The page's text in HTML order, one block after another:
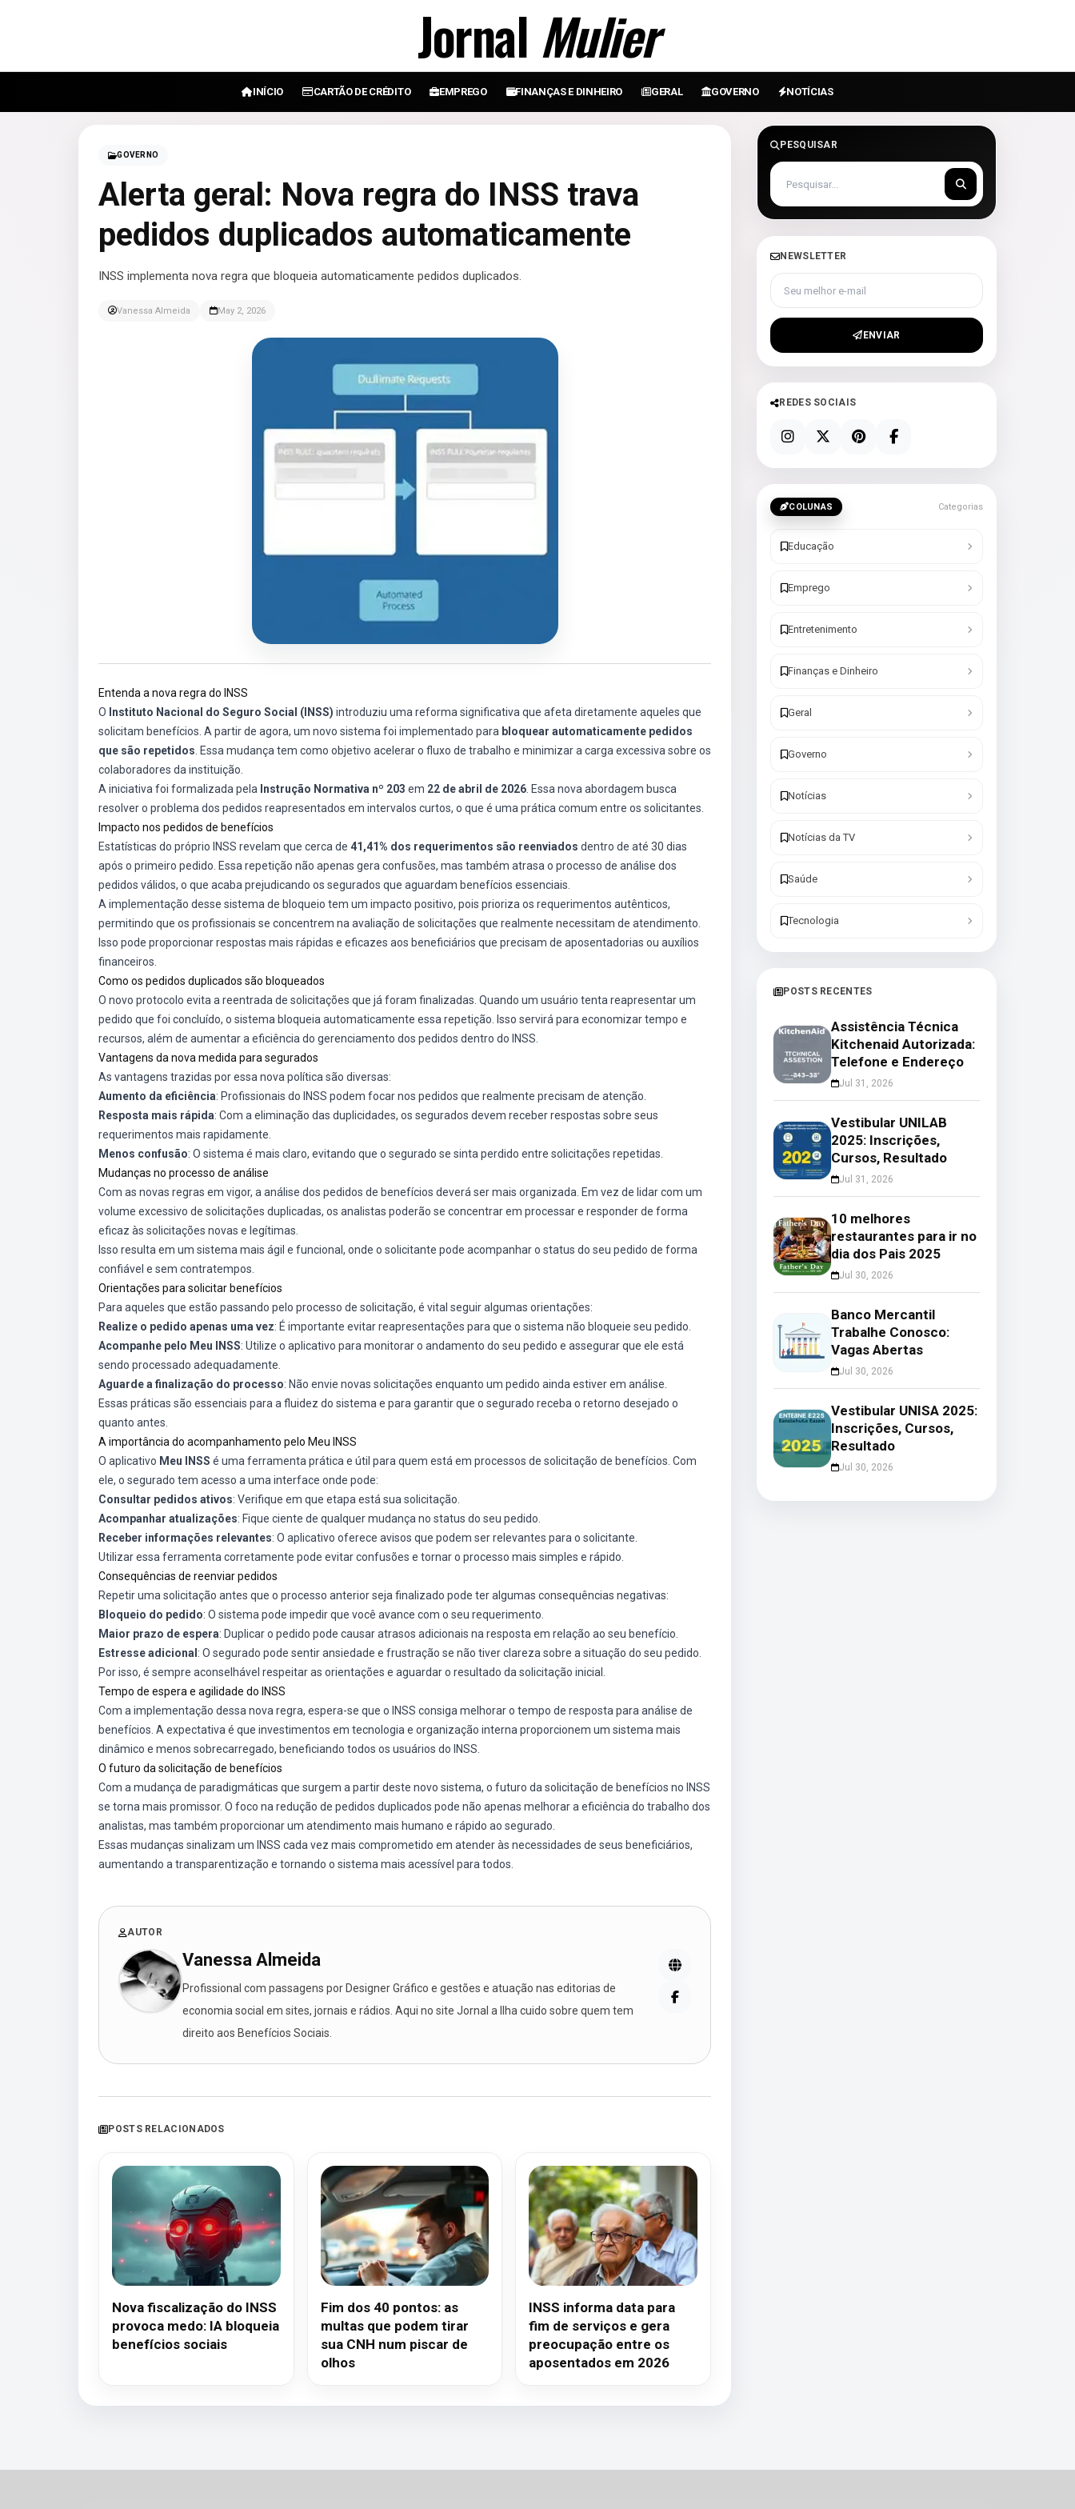
Jornal Mulier
INÍCIO CARTÃO DE CRÉDITO EMPREGO FINANÇAS E DINHEIRO GERAL GOVERNO NOTÍCIAS
GOVERNO
Alerta geral: Nova regra do INSS trava
pedidos duplicados automaticamente
INSS implementa nova regra que bloqueia automaticamente pedidos duplicados.
Vanessa Almeida May 2, 2026
Entenda a nova regra do INSS
O Instituto Nacional do Seguro Social (INSS) introduziu uma reforma significativa que afeta diretamente aqueles que
solicitam benefícios. A partir de agora, um novo sistema foi implementado para bloquear automaticamente pedidos
que são repetidos . Essa mudança tem como objetivo acelerar o fluxo de trabalho e minimizar a carga excessiva sobre os
colaboradores da instituição.
A iniciativa foi formalizada pela Instrução Normativa nº 203 em 22 de abril de 2026 . Essa nova abordagem busca
resolver o problema dos pedidos reapresentados em intervalos curtos, o que é uma prática comum entre os solicitantes.
Impacto nos pedidos de benefícios
Estatísticas do próprio INSS revelam que cerca de 41,41% dos requerimentos são reenviados dentro de até 30 dias
após o primeiro pedido. Essa repetição não apenas gera confusões, mas também atrasa o processo de análise dos
pedidos válidos, o que acaba prejudicando os segurados que aguardam benefícios essenciais.
A implementação desse sistema de bloqueio tem um impacto positivo, pois prioriza os requerimentos autênticos,
permitindo que os profissionais se concentrem na avaliação de solicitações que realmente necessitam de atendimento.
Isso pode proporcionar respostas mais rápidas e eficazes aos beneficiários que precisam de aposentadorias ou auxílios
financeiros.
Como os pedidos duplicados são bloqueados
O novo protocolo evita a reentrada de solicitações que já foram finalizadas. Quando um usuário tenta reapresentar um
pedido que foi concluído, o sistema bloqueia automaticamente essa repetição. Isso servirá para economizar tempo e
recursos, além de aumentar a eficiência do gerenciamento dos pedidos dentro do INSS.
Vantagens da nova medida para segurados
As vantagens trazidas por essa nova política são diversas:
Aumento da eficiência: Profissionais do INSS podem focar nos pedidos que realmente precisam de atenção.
Resposta mais rápida: Com a eliminação das duplicidades, os segurados devem receber respostas sobre seus
requerimentos mais rapidamente.
Menos confusão: O sistema é mais claro, evitando que o segurado se sinta perdido entre solicitações repetidas.
Mudanças no processo de análise
Com as novas regras em vigor, a análise dos pedidos de benefícios deverá ser mais organizada. Em vez de lidar com um
volume excessivo de solicitações duplicadas, os analistas poderão se concentrar em processar e responder de forma
eficaz às solicitações novas e legítimas.
Isso resulta em um sistema mais ágil e funcional, onde o solicitante pode acompanhar o status do seu pedido de forma
confiável e sem contratempos.
Orientações para solicitar benefícios
Para aqueles que estão passando pelo processo de solicitação, é vital seguir algumas orientações:
Realize o pedido apenas uma vez: É importante evitar reapresentações para que o sistema não bloqueie seu pedido.
Acompanhe pelo Meu INSS: Utilize o aplicativo para monitorar o andamento do seu pedido e assegurar que ele está
sendo processado adequadamente.
Aguarde a finalização do processo: Não envie novas solicitações enquanto um pedido ainda estiver em análise.
Essas práticas são essenciais para a fluidez do sistema e para garantir que o segurado receba o retorno desejado o
quanto antes.
A importância do acompanhamento pelo Meu INSS
O aplicativo Meu INSS é uma ferramenta prática e útil para quem está em processos de solicitação de benefícios. Com
ele, o segurado tem acesso a uma interface onde pode:
Consultar pedidos ativos: Verifique em que etapa está sua solicitação.
Acompanhar atualizações: Fique ciente de qualquer mudança no status do seu pedido.
Receber informações relevantes: O aplicativo oferece avisos que podem ser relevantes para o solicitante.
Utilizar essa ferramenta corretamente pode evitar confusões e tornar o processo mais simples e rápido.
Consequências de reenviar pedidos
Repetir uma solicitação antes que o processo anterior seja finalizado pode ter algumas consequências negativas:
Bloqueio do pedido: O sistema pode impedir que você avance com o seu requerimento.
Maior prazo de espera: Duplicar o pedido pode causar atrasos adicionais na resposta em relação ao seu benefício.
Estresse adicional : O segurado pode sentir ansiedade e frustração se não tiver clareza sobre a situação do seu pedido.
Por isso, é sempre aconselhável respeitar as orientações e aguardar o resultado da solicitação inicial.
Tempo de espera e agilidade do INSS
Com a implementação dessa nova regra, espera-se que o INSS consiga melhorar o tempo de resposta para análise de
benefícios. A expectativa é que investimentos em tecnologia e organização interna proporcionem um sistema mais
dinâmico e menos sobrecarregado, beneficiando todos os usuários do INSS.
O futuro da solicitação de benefícios
Com a mudança de paradigmáticas que surgem a partir deste novo sistema, o futuro da solicitação de benefícios no INSS
se torna mais promissor. O foco na redução de pedidos duplicados pode não apenas melhorar a eficiência do trabalho dos
analistas, mas também proporcionar um atendimento mais humano e rápido ao segurado.
Essas mudanças sinalizam um INSS cada vez mais comprometido em atender às necessidades de seus beneficiários,
aumentando a transparentização e tornando o sistema mais acessível para todos.
AUTOR
Vanessa Almeida
Profissional com passagens por Designer Gráfico e gestões e atuação nas editorias de
economia social em sites, jornais e rádios. Aqui no site Jornal a Ilha cuido sobre quem tem
direito aos Benefícios Sociais.
POSTS RELACIONADOS
Nova fiscalização do INSS
provoca medo: IA bloqueia
benefícios sociais
Fim dos 40 pontos: as
multas que podem tirar
sua CNH num piscar de
olhos
INSS informa data para
fim de serviços e gera
preocupação entre os
aposentados em 2026
PESQUISAR
NEWSLETTER
Seu melhor e-mail
ENVIAR
REDES SOCIAIS
COLUNAS Categorias
Educação
Emprego
Entretenimento
Finanças e Dinheiro
Geral
Governo
Notícias
Notícias da TV
Saúde
Tecnologia
POSTS RECENTES
Assistência Técnica
Kitchenaid Autorizada:
Telefone e Endereço
Jul 31, 2026
Vestibular UNILAB
2025: Inscrições,
Cursos, Resultado
Jul 31, 2026
10 melhores
restaurantes para ir no
dia dos Pais 2025
Jul 30, 2026
Banco Mercantil
Trabalhe Conosco:
Vagas Abertas
Jul 30, 2026
Vestibular UNISA 2025:
Inscrições, Cursos,
Resultado
Jul 30, 2026